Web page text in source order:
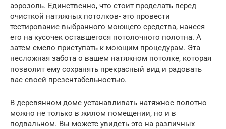
аэрозоль. Единственно, что стоит проделать перед
очисткой натяжных потолков- это провести
тестирование выбранного моющего средства, нанеся
его на кусочек оставшегося потолочного полотна. А
затем смело приступать к моющим процедурам. Эта
несложная забота о вашем натяжном потолке, которая
позволит ему сохранять прекрасный вид и радовать
вас своей презентабельностью.
В деревянном доме устанавливать натяжное полотно
можно не только в жилом помещении, но и в
подвальном. Вы можете увидеть это на различных